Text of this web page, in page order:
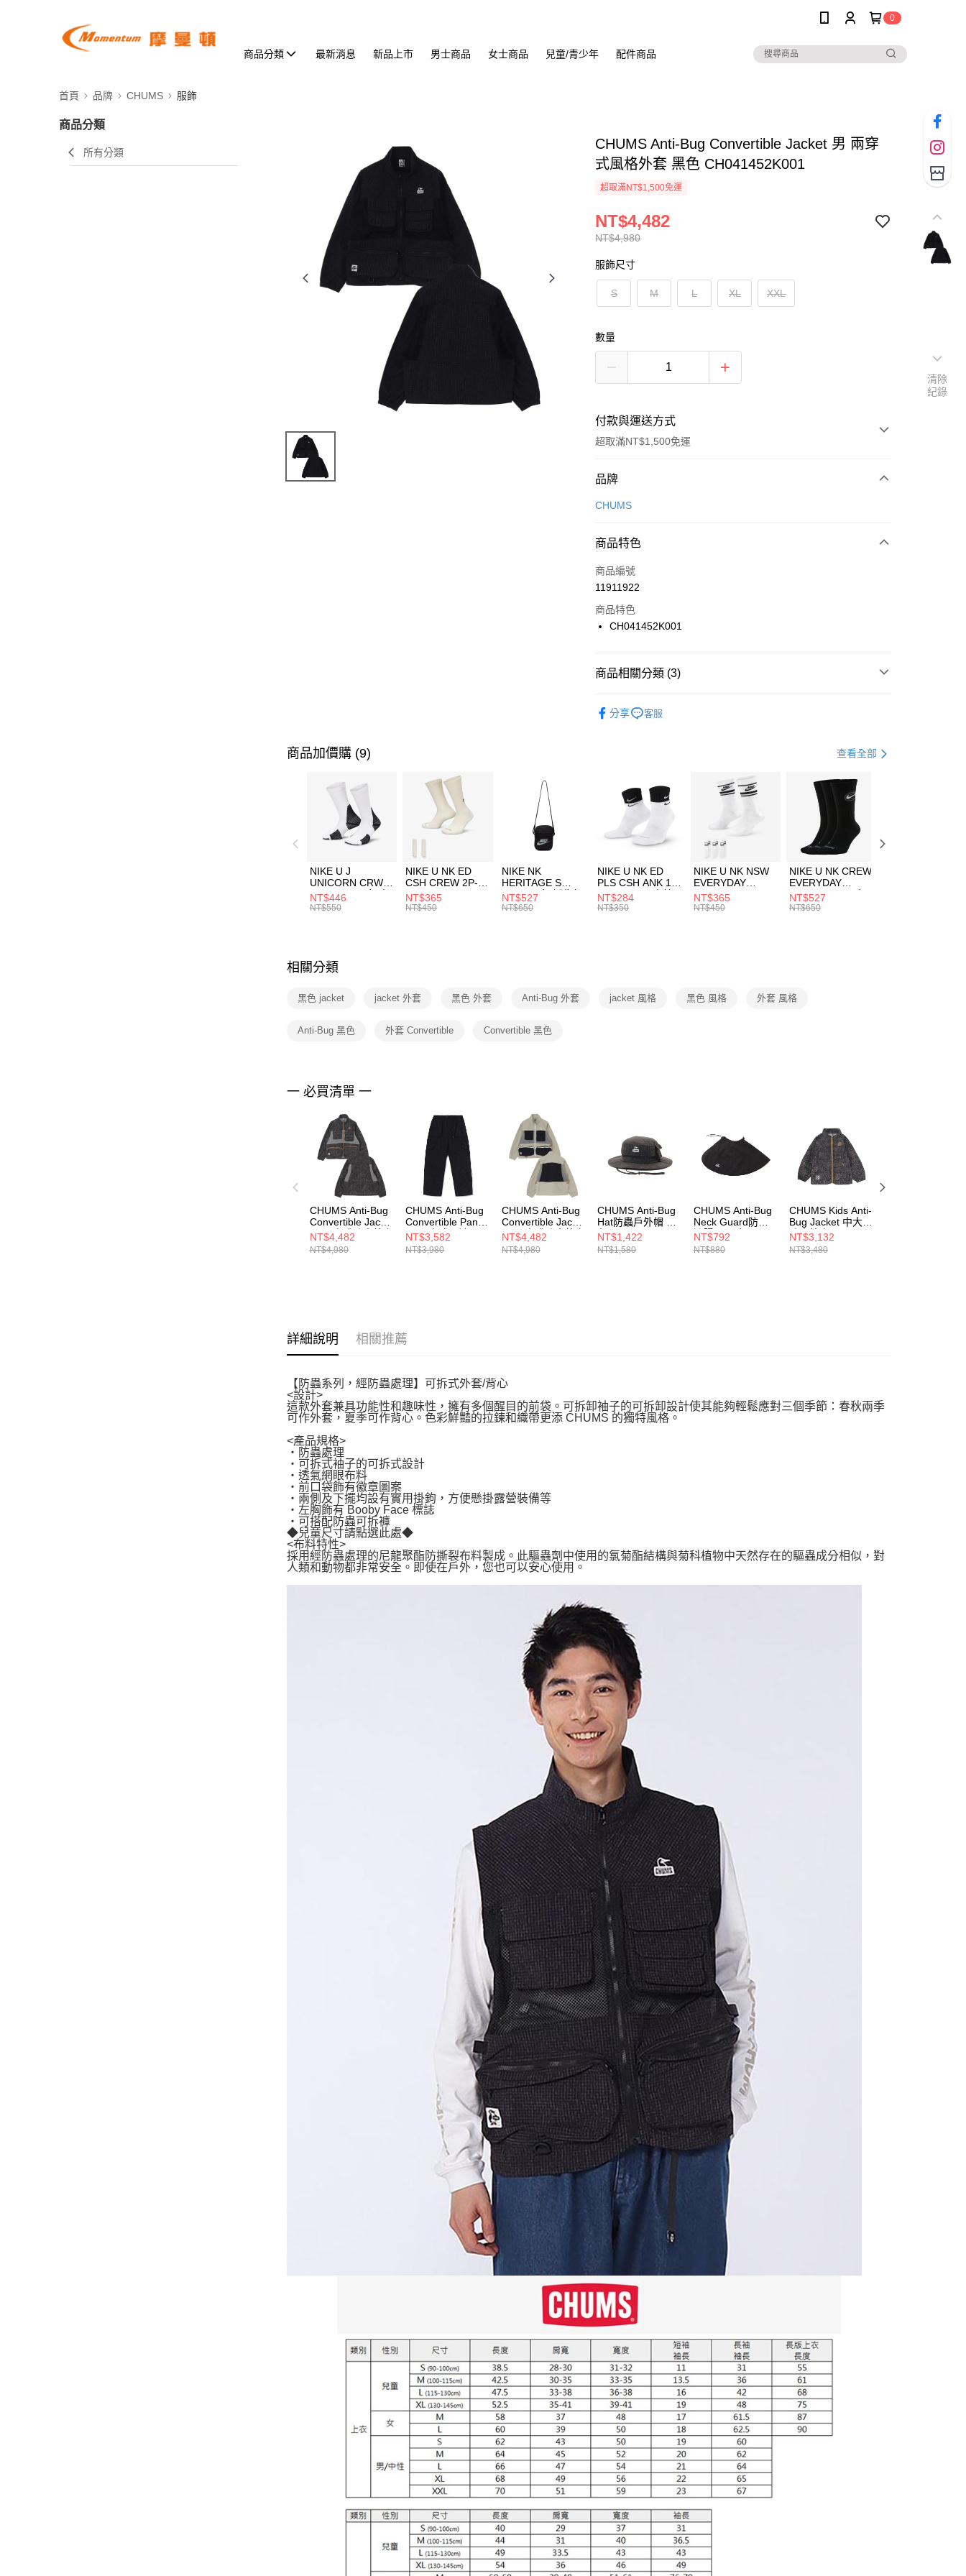
0
商品分類 最新消息 新品上市 男士商品 女士商品 兒童/青少年 配件商品
首頁 品牌 CHUMS 服飾
商品分類
所有分類
CHUMS Anti-Bug Convertible Jacket 男 兩穿
式風格外套 黑色 CH041452K001
超取滿NT$1,500免運
NT$4,980
NT$4,482
服飾尺寸
S M L XL XXL
數量
付款與運送方式
超取滿NT$1,500免運
付款方式
信用卡一次付款
合作金庫商業銀行
華南商業銀行
上海商業儲蓄銀行
國泰世華商業銀行
聯邦商業銀行
台新國際商業銀行
LINE Pay
Apple Pay
【關於「AFTEE先享後付」】
３．安心：先確認商品／服務後，再付款。
【「AFTEE先享後付」結帳流程】
１．於結帳方式選擇「AFTEE先享後付」後，將跳轉至「AFTEE先享後
付」結帳頁面，進行簡訊認證並確認金額後，即可完成結帳。
２．訂單成立數日內，您將收到繳費通知簡訊。
３．收到繳費通知簡訊後14天內，點擊此簡訊中的連結，可透過四大超商
／ATM／網路銀行／等多元方式進行付款，方視為交易完成。
※ 請注意：結帳手續完成當下不需立刻繳費，但若您需要取消訂單，請聯
絡購買商品的店家。未經商家同意取消之訂單仍視為有效，需透過AFTEE
先享後付繳納相關費用。
交易，需依本服務之必要範圍內提供個人資料，並將交易相關給付款項請
５．嚴禁一人註冊多個帳號或使用他人資訊註冊。若發現惡意使用之情
形，恩沛科技股份有限公司將有權停止該用戶之使用額度並採取法律行
動。
每筆NT$100，滿NT$1,500(含以上)免運費
每筆NT$100，滿NT$1,500(含以上)免運費
付款後門市自取
每筆NT$100，滿NT$1,500(含以上)免運費
品牌
CHUMS
商品特色
商品編號
11911922
商品特色
CH041452K001
商品相關分類 (3)
分享 客服
商品加價購 (9) 查看全部
NIKE U J
UNICORN CRW
1PR -160 男女 中
統襪 FZ3393100
NT$446
NT$550
NIKE U NK ED
CSH CREW 2P-
144 EMBRDY 男
女 短統襪
NT$365
NT$450
NIKE NK
HERITAGE S
SMIT 男女 側背包
BA5871010
NT$527
NT$650
NIKE U NK ED
PLS CSH ANK 1P
144 DBL 男 中統
襪 DH4058104
NT$284
NT$350
NIKE U NK NSW
EVERYDAY
ESSENTIAL CR
男女 短統襪
NT$365
NT$450
NIKE U NK CREW
EVERYDAY
BBALL 3PR 男女
長統襪
NT$527
NT$650
相關分類
黑色 jacket jacket 外套 黑色 外套 Anti-Bug 外套 jacket 風格 黑色 風格 外套 風格
Anti-Bug 黑色 外套 Convertible Convertible 黑色
一 必買清單 一
CHUMS Anti-Bug
Convertible Jacket
男 兩穿式防蟲外套
Archive
CH041452Z401
NT$4,482
NT$4,980
CHUMS Anti-Bug
Convertible Pants
男 兩穿式長褲 黑
色
CH031364K001
NT$3,582
NT$3,980
CHUMS Anti-Bug
Convertible Jacket
男 兩穿式防蟲外套
淺卡其綠
CH041452M126
NT$4,482
NT$4,980
CHUMS Anti-Bug
Hat防蟲戶外帽 黑
色
CH051460K001
NT$1,422
NT$1,580
CHUMS Anti-Bug
Neck Guard防蟲
遮陽罩 黑色
CH091378K001
NT$792
NT$880
CHUMS Kids Anti-
Bug Jacket 中大童
防蟲外套 Archive
CH241067Z401
NT$3,132
NT$3,480
詳細說明 相關推薦
【防蟲系列，經防蟲處理】可拆式外套/背心
<設計>
這款外套兼具功能性和趣味性，擁有多個醒目的前袋。可拆卸袖子的可拆卸設計使其能夠輕鬆應對三個季節：春秋兩季
可作外套，夏季可作背心。色彩鮮豔的拉鍊和織帶更添 CHUMS 的獨特風格。
<產品規格>
・防蟲處理
・可拆式袖子的可拆式設計
・透氣網眼布料
・前口袋飾有徽章圖案
・兩側及下擺均設有實用掛鉤，方便懸掛露營裝備等
・左胸飾有 Booby Face 標誌
・可搭配防蟲可拆褲
◆兒童尺寸請點選此處◆
<布料特性>
採用經防蟲處理的尼龍聚酯防撕裂布料製成。此驅蟲劑中使用的氯菊酯結構與菊科植物中天然存在的驅蟲成分相似，對
人類和動物都非常安全。即使在戶外，您也可以安心使用。
清除
紀錄